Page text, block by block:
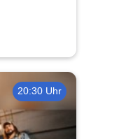
20:30 Uhr